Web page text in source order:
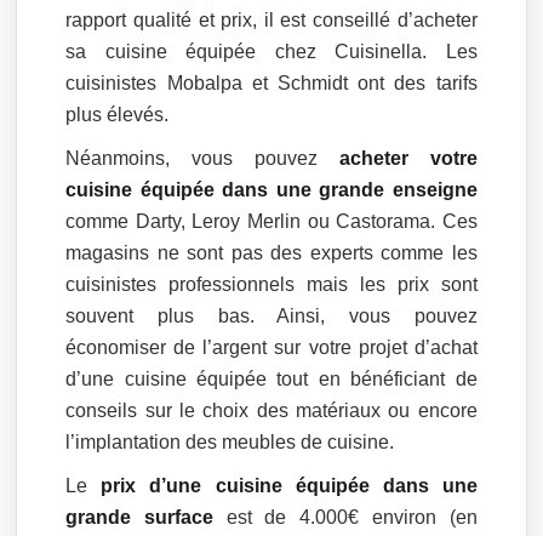
rapport qualité et prix, il est conseillé d’acheter
sa cuisine équipée chez Cuisinella. Les
cuisinistes Mobalpa et Schmidt ont des tarifs
plus élevés.
Néanmoins, vous pouvez acheter votre
cuisine équipée dans une grande enseigne
comme Darty, Leroy Merlin ou Castorama. Ces
magasins ne sont pas des experts comme les
cuisinistes professionnels mais les prix sont
souvent plus bas. Ainsi, vous pouvez
économiser de l’argent sur votre projet d’achat
d’une cuisine équipée tout en bénéficiant de
conseils sur le choix des matériaux ou encore
l’implantation des meubles de cuisine.
Le prix d’une cuisine équipée dans une
grande surface est de 4.000€ environ (en